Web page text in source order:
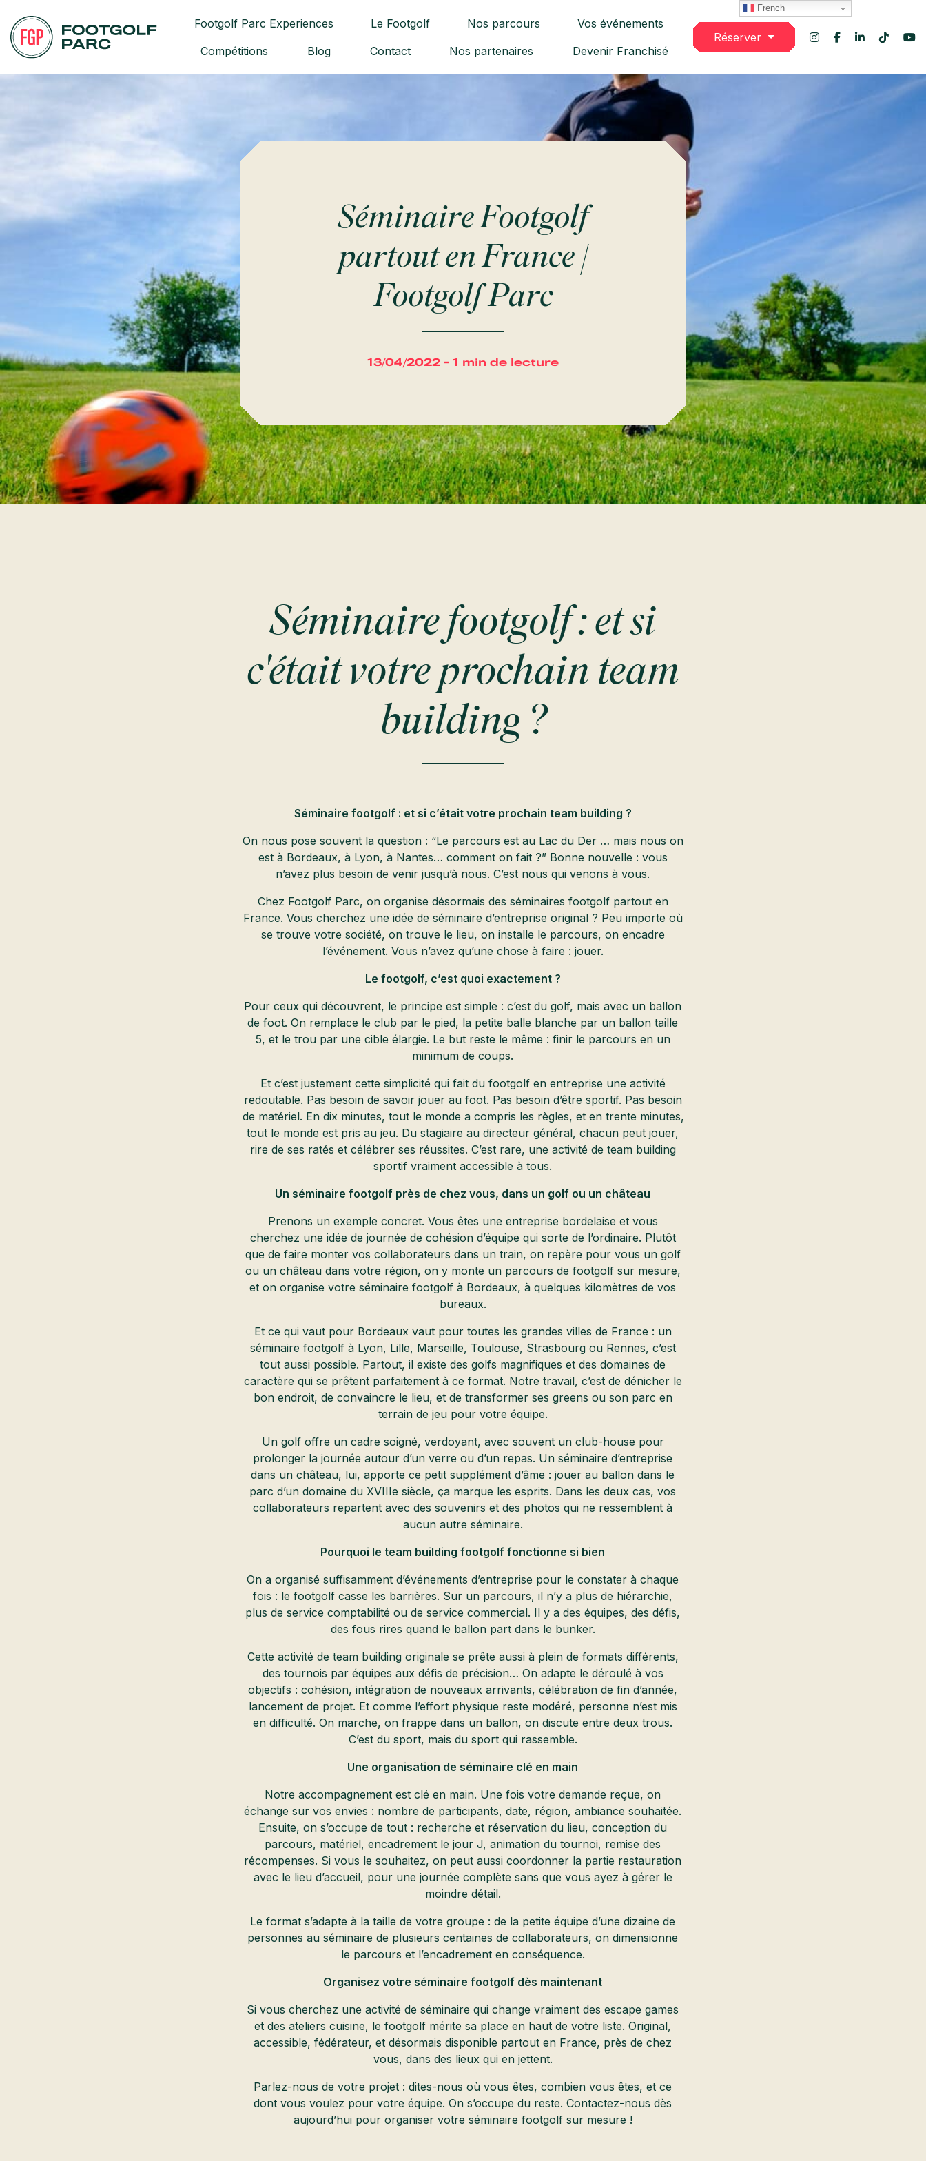
Footgolf Parc Experiences Le Footgolf Nos parcours
Vos événements
Compétitions
Blog Contact Nos partenaires Devenir Franchisé
Réserver
Séminaire Footgolf
partout en France |
Footgolf Parc
13/04/2022 - 1 min de lecture
Séminaire footgolf : et si
c'était votre prochain team
building ?
Séminaire footgolf : et si c’était votre prochain team building ?
On nous pose souvent la question : “Le parcours est au Lac du Der … mais nous on
est à Bordeaux, à Lyon, à Nantes… comment on fait ?” Bonne nouvelle : vous
n’avez plus besoin de venir jusqu’à nous. C’est nous qui venons à vous.
Chez Footgolf Parc, on organise désormais des séminaires footgolf partout en
France. Vous cherchez une idée de séminaire d’entreprise original ? Peu importe où
se trouve votre société, on trouve le lieu, on installe le parcours, on encadre
l’événement. Vous n’avez qu’une chose à faire : jouer.
Le footgolf, c’est quoi exactement ?
Pour ceux qui découvrent, le principe est simple : c’est du golf, mais avec un ballon
de foot. On remplace le club par le pied, la petite balle blanche par un ballon taille
5, et le trou par une cible élargie. Le but reste le même : finir le parcours en un
minimum de coups.
Et c’est justement cette simplicité qui fait du footgolf en entreprise une activité
redoutable. Pas besoin de savoir jouer au foot. Pas besoin d’être sportif. Pas besoin
de matériel. En dix minutes, tout le monde a compris les règles, et en trente minutes,
tout le monde est pris au jeu. Du stagiaire au directeur général, chacun peut jouer,
rire de ses ratés et célébrer ses réussites. C’est rare, une activité de team building
sportif vraiment accessible à tous.
Un séminaire footgolf près de chez vous, dans un golf ou un château
Prenons un exemple concret. Vous êtes une entreprise bordelaise et vous
cherchez une idée de journée de cohésion d’équipe qui sorte de l’ordinaire. Plutôt
que de faire monter vos collaborateurs dans un train, on repère pour vous un golf
ou un château dans votre région, on y monte un parcours de footgolf sur mesure,
et on organise votre séminaire footgolf à Bordeaux, à quelques kilomètres de vos
bureaux.
Et ce qui vaut pour Bordeaux vaut pour toutes les grandes villes de France : un
séminaire footgolf à Lyon, Lille, Marseille, Toulouse, Strasbourg ou Rennes, c’est
tout aussi possible. Partout, il existe des golfs magnifiques et des domaines de
caractère qui se prêtent parfaitement à ce format. Notre travail, c’est de dénicher le
bon endroit, de convaincre le lieu, et de transformer ses greens ou son parc en
terrain de jeu pour votre équipe.
Un golf offre un cadre soigné, verdoyant, avec souvent un club-house pour
prolonger la journée autour d’un verre ou d’un repas. Un séminaire d’entreprise
dans un château, lui, apporte ce petit supplément d’âme : jouer au ballon dans le
parc d’un domaine du XVIIIe siècle, ça marque les esprits. Dans les deux cas, vos
collaborateurs repartent avec des souvenirs et des photos qui ne ressemblent à
aucun autre séminaire.
Pourquoi le team building footgolf fonctionne si bien
On a organisé suffisamment d’événements d’entreprise pour le constater à chaque
fois : le footgolf casse les barrières. Sur un parcours, il n’y a plus de hiérarchie,
plus de service comptabilité ou de service commercial. Il y a des équipes, des défis,
des fous rires quand le ballon part dans le bunker.
Cette activité de team building originale se prête aussi à plein de formats différents,
des tournois par équipes aux défis de précision… On adapte le déroulé à vos
objectifs : cohésion, intégration de nouveaux arrivants, célébration de fin d’année,
lancement de projet. Et comme l’effort physique reste modéré, personne n’est mis
en difficulté. On marche, on frappe dans un ballon, on discute entre deux trous.
C’est du sport, mais du sport qui rassemble.
Une organisation de séminaire clé en main
Notre accompagnement est clé en main. Une fois votre demande reçue, on
échange sur vos envies : nombre de participants, date, région, ambiance souhaitée.
Ensuite, on s’occupe de tout : recherche et réservation du lieu, conception du
parcours, matériel, encadrement le jour J, animation du tournoi, remise des
récompenses. Si vous le souhaitez, on peut aussi coordonner la partie restauration
avec le lieu d’accueil, pour une journée complète sans que vous ayez à gérer le
moindre détail.
Le format s’adapte à la taille de votre groupe : de la petite équipe d’une dizaine de
personnes au séminaire de plusieurs centaines de collaborateurs, on dimensionne
le parcours et l’encadrement en conséquence.
Organisez votre séminaire footgolf dès maintenant
Si vous cherchez une activité de séminaire qui change vraiment des escape games
et des ateliers cuisine, le footgolf mérite sa place en haut de votre liste. Original,
accessible, fédérateur, et désormais disponible partout en France, près de chez
vous, dans des lieux qui en jettent.
Parlez-nous de votre projet : dites-nous où vous êtes, combien vous êtes, et ce
dont vous voulez pour votre équipe. On s’occupe du reste. Contactez-nous dès
aujourd’hui pour organiser votre séminaire footgolf sur mesure !
French